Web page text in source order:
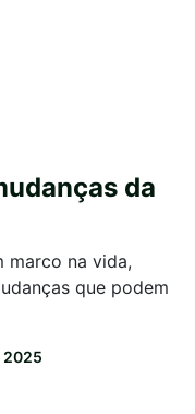
da
marco na vida,
que podem
2025